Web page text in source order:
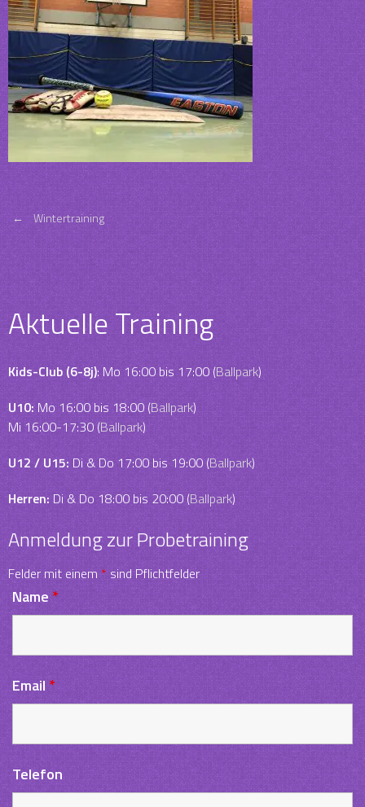
Post
navigation
← Wintertraining
Aktuelle Training
Kids-Club (6-8j): Mo 16:00 bis 17:00 (Ballpark)
U10: Mo 16:00 bis 18:00 (Ballpark)
Mi 16:00-17:30 (Ballpark)
U12 / U15: Di & Do 17:00 bis 19:00 (Ballpark)
Herren:Di & Do 18:00 bis 20:00 (Ballpark)
Anmeldung zur Probetraining
Felder mit einem*sind Pflichtfelder
Name*
Email*
Telefon